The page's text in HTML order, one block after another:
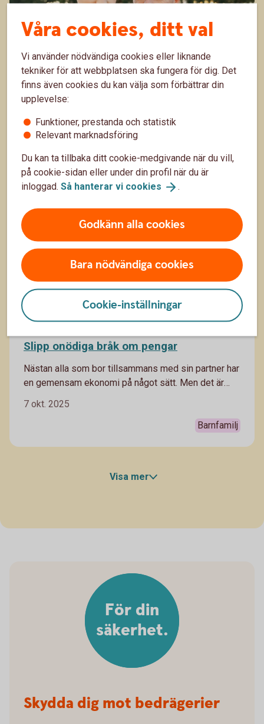
Prata pengar med barn
Barn som lär sig att hushålla med sina pengar och
spara regelbundet, känner mindre oro och stress
kring ekonomin. Att tidigt börja prata om pengar och
hur mycket olika saker kostar, hjälper nämligen ditt
barn att förstå pengars värde.
7 okt. 2025
Slipp onödiga bråk om pengar
Nästan alla som bor tillsammans med sin partner har
en gemensam ekonomi på något sätt. Men det är
onödiga gräl.
7 okt. 2025
Barnfamilj
Visa mer
För din
säkerhet.
Skydda dig mot bedrägerier
Våra cookies, ditt val
Vi använder nödvändiga cookies eller liknande
tekniker för att webbplatsen ska fungera för dig. Det
finns även cookies du kan välja som förbättrar din
upplevelse:
Funktioner, prestanda och statistik
Relevant marknadsföring
Du kan ta tillbaka ditt cookie-medgivande när du vill,
på cookie-sidan eller under din profil när du är
inloggad. Så hanterar vi cookies .
Godkänn alla cookies
Bara nödvändiga cookies
Cookie-inställningar